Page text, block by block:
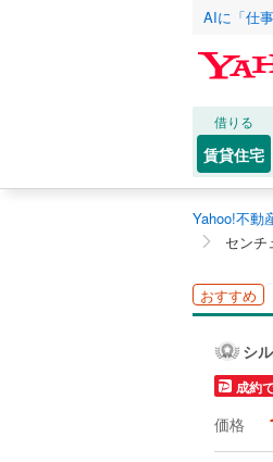
AIに「仕
借りる
賃貸住宅
Yahoo!不動
セン
おすすめ
シ
成約
価格